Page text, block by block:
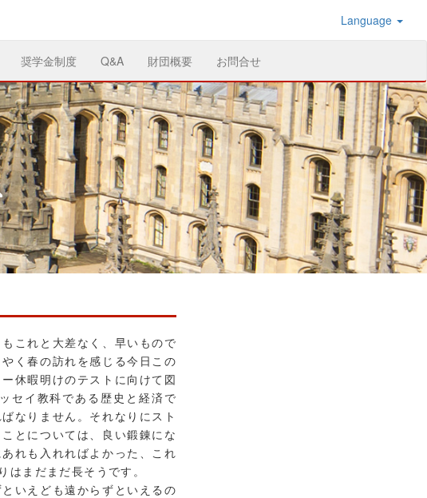
Language
奨学金制度 Q&A 財団概要 お問合せ
これと大差なく、早いもので
く春の訪れを感じる今日この
休暇明けのテストに向けて図
セイ教科である歴史と経済で
なりません。それなりにスト
とについては、良い鍛錬にな
れも入れればよかった、これ
まだまだ長そうです。
いえども遠からずといえるの